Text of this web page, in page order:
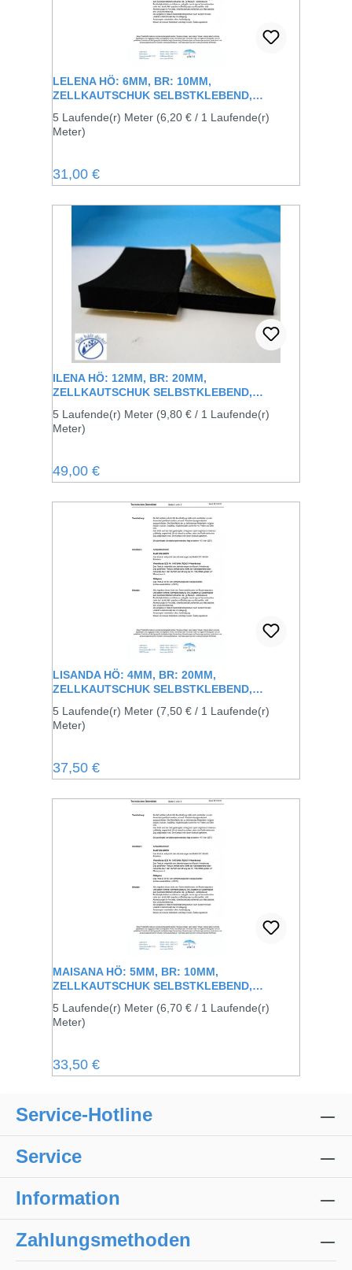
LELENA HÖ: 6MM, BR: 10MM,
ZELLKAUTSCHUK SELBSTKLEBEND,
5 Laufende(r) Meter (6,20 € / 1 Laufende(r)
Meter)
Regulärer Preis:
31,00 €
ILENA HÖ: 12MM, BR: 20MM,
ZELLKAUTSCHUK SELBSTKLEBEND,
5 Laufende(r) Meter (9,80 € / 1 Laufende(r)
Meter)
Regulärer Preis:
49,00 €
LISANDA HÖ: 4MM, BR: 20MM,
ZELLKAUTSCHUK SELBSTKLEBEND,
5 Laufende(r) Meter (7,50 € / 1 Laufende(r)
Meter)
Regulärer Preis:
37,50 €
MAISANA HÖ: 5MM, BR: 10MM,
ZELLKAUTSCHUK SELBSTKLEBEND,
5 Laufende(r) Meter (6,70 € / 1 Laufende(r)
Meter)
Regulärer Preis:
33,50 €
Service-Hotline
Service
Information
Zahlungsmethoden